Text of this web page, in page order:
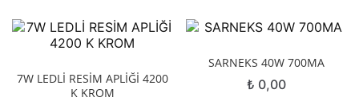
7W LEDLİ RESİM APLİĞİ 4200
K KROM
SARNEKS 40W 700MA
₺ 0,00